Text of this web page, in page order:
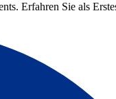
Erfahren Sie als